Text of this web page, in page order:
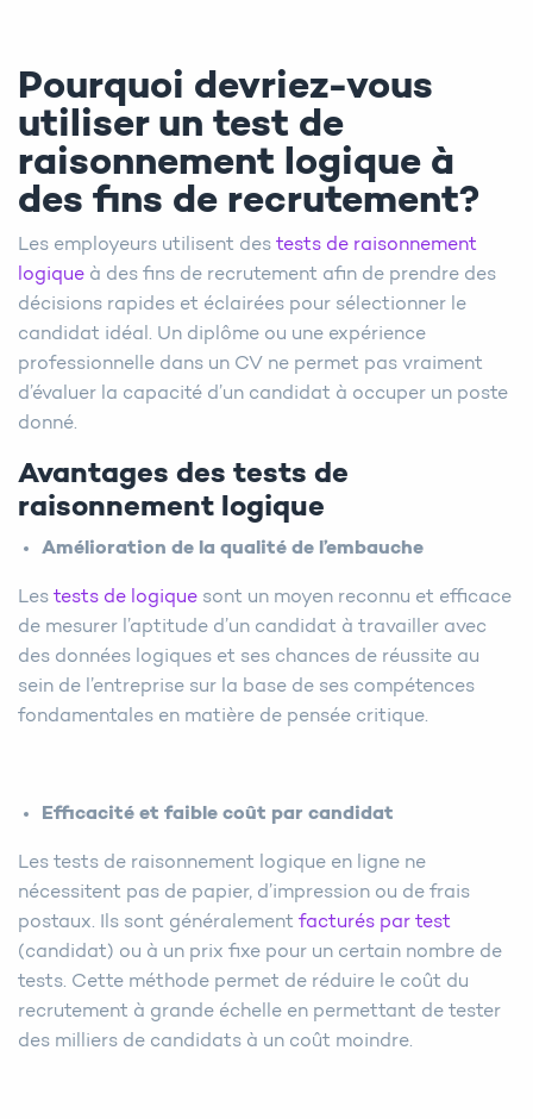
Pourquoi devriez-vous
utiliser un test de
raisonnement logique à
des fins de recrutement?
Les employeurs utilisent des tests de raisonnement
logique à des fins de recrutement afin de prendre des
décisions rapides et éclairées pour sélectionner le
candidat idéal. Un diplôme ou une expérience
professionnelle dans un CV ne permet pas vraiment
d’évaluer la capacité d’un candidat à occuper un poste
donné.
Avantages des tests de
raisonnement logique
Amélioration de la qualité de l’embauche
Les tests de logique sont un moyen reconnu et efficace
de mesurer l’aptitude d’un candidat à travailler avec
des données logiques et ses chances de réussite au
sein de l’entreprise sur la base de ses compétences
fondamentales en matière de pensée critique.
Efficacité et faible coût par candidat
Les tests de raisonnement logique en ligne ne
nécessitent pas de papier, d’impression ou de frais
postaux. Ils sont généralement facturés par test
(candidat) ou à un prix fixe pour un certain nombre de
tests. Cette méthode permet de réduire le coût du
recrutement à grande échelle en permettant de tester
des milliers de candidats à un coût moindre.